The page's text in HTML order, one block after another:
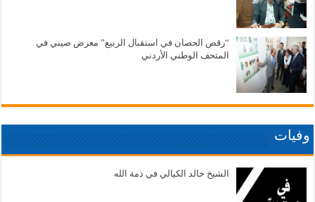
“رقص الحصان في استقبال الربيع” معرض صيني في
المتحف الوطني الأردني
وفيات
الشيخ خالد الكيالي في ذمة الله